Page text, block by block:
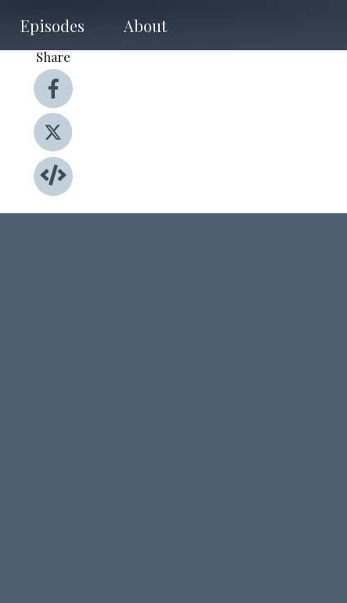
Episodes About
Share